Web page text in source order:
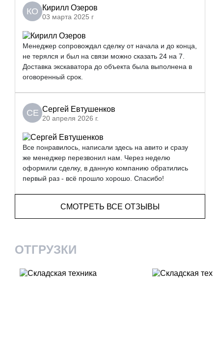
КО Кирилл Озеров
03 марта 2025 г
Менеджер сопровождал сделку от начала и до конца,
не терялся и был на связи можно сказать 24 на 7.
Доставка экскаватора до объекта была выполнена в
оговоренный срок.
СЕ Сергей Евтушенков
20 апреля 2026 г.
Все понравилось, написали здесь на авито и сразу
же менеджер перезвонил нам. Через неделю
оформили сделку, в данную компанию обратились
первый раз - всё прошло хорошо. Спасибо!
СМОТРЕТЬ ВСЕ ОТЗЫВЫ
ОТГРУЗКИ